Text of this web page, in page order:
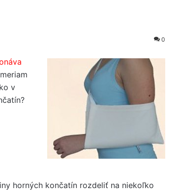
0
v
horných končatín rozdeliť na niekoľko